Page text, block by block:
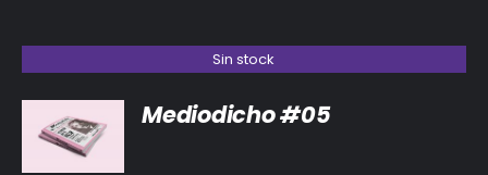
Sin stock
DETALLES
Mediodicho #05